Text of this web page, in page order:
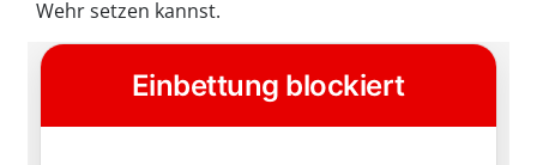
Wehr setzen kannst.